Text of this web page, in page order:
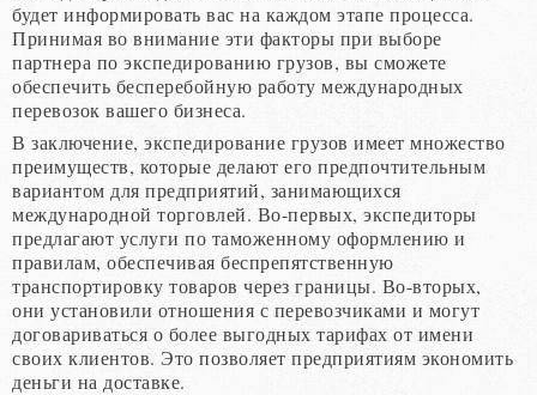
будет информировать вас на каждом этапе процесса.
Принимая во внимание эти факторы при выборе
партнера по экспедированию грузов, вы сможете
обеспечить бесперебойную работу международных
перевозок вашего бизнеса.
В заключение, экспедирование грузов имеет множество
преимуществ, которые делают его предпочтительным
вариантом для предприятий, занимающихся
международной торговлей. Во-первых, экспедиторы
предлагают услуги по таможенному оформлению и
правилам, обеспечивая беспрепятственную
транспортировку товаров через границы. Во-вторых,
они установили отношения с перевозчиками и могут
договариваться о более выгодных тарифах от имени
своих клиентов. Это позволяет предприятиям экономить
деньги на доставке.